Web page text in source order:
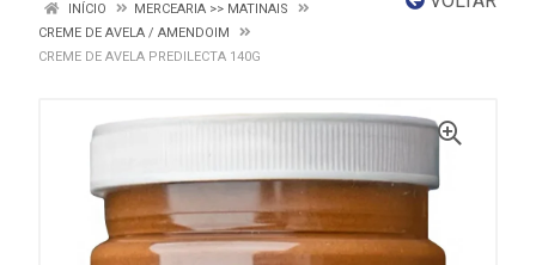
INÍCIO
MERCEARIA >> MATINAIS
CREME DE AVELA / AMENDOIM
CREME DE AVELA PREDILECTA 140G